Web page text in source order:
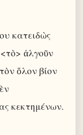
κατειδὼς
ἀλγοῦν
ὅλον βίον
κεκτημένων.